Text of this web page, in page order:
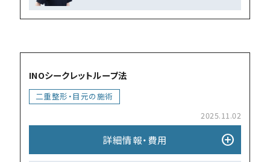
INOシークレットループ法
⼆重整形・目元の施術
2025.11.02
詳細情報・費⽤ add_circle